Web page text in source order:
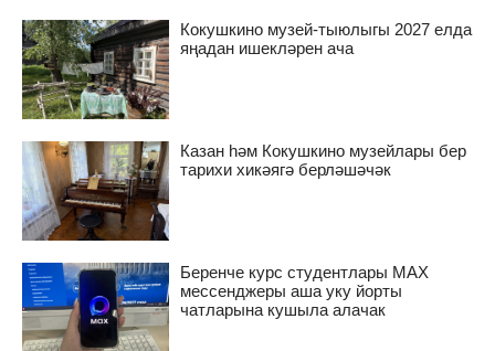
Кокушкино музей-тыюлыгы 2027 елда
яңадан ишекләрен ача
Казан һәм Кокушкино музейлары бер
тарихи хикәягә берләшәчәк
Беренче курс студентлары MAX
мессенджеры аша уку йорты
чатларына кушыла алачак